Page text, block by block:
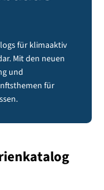
für klimaaktiv
Mit den neuen
und
für